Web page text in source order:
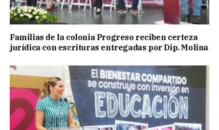
Familias de la colonia Progreso reciben certeza
jurídica con escrituras entregadas por Dip. Molina